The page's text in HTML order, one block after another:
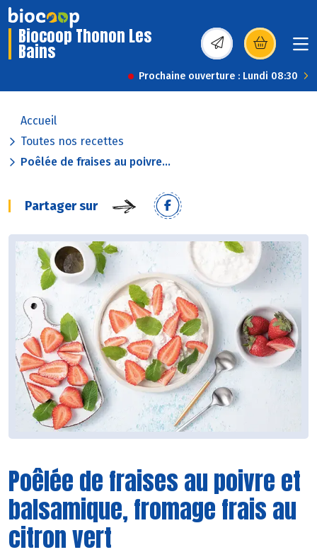
Biocoop Thonon Les
Bains (s’ouvre dans une
Prochaine ouverture : Lundi 08:30
Accueil
Toutes nos recettes
Poêlée de fraises au poivre...
Partager sur
Poêlée de fraises au poivre et
balsamique, fromage frais au
citron vert